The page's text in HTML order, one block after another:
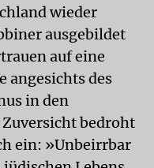
wieder
ausgebildet
auf eine
angesichts des
in den
bedroht
ein: »Unbeirrbar